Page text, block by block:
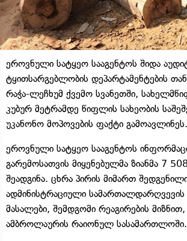
ეროვნული სატყეო სააგენტოს შიდა
ტყითსარგებლობის დეპარტამენტების
რაჭა-ლეჩხუმ ქვემო სვანეთში,
კუბურ მეტრამდე წიფლის სახეობის
უკანონო მოპოვების ფაქტი გამოავლინეს.
ეროვნული სატყეო სააგენტოს
გარემოსათვის მიყენებულმა ზიანმა 7
შეადგინა. ცხრა პირის მიმართ
ადმინისტრაციული სამართალდარღვევის
მასალები, შემდგომი რეაგირების
ამბროლაურის რაიონულ სასამართლოში.